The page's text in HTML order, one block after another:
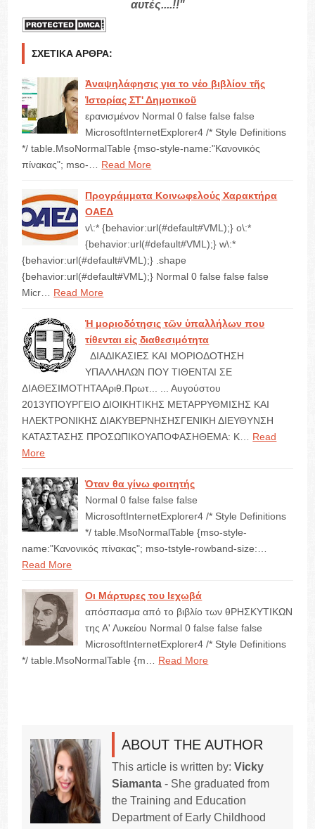
αυτές....!!"
ΣΧΕΤΙΚΆ ΆΡΘΡΑ:
Ἀναψηλάφησις για το νέο βιβλίον τῆς
Ἱστορίας ΣΤ' Δημοτικοῦ
ερανισμένον Normal 0 false false false
MicrosoftInternetExplorer4 /* Style Definitions
*/ table.MsoNormalTable {mso-style-name:"Κανονικός
πίνακας"; mso-… Read More
Προγράμματα Κοινωφελούς Χαρακτήρα
ΟΑΕΔ
v\:* {behavior:url(#default#VML);} o\:*
{behavior:url(#default#VML);} w\:*
{behavior:url(#default#VML);} .shape
{behavior:url(#default#VML);} Normal 0 false false false
Micr… Read More
Ἡ μοριοδότησις τῶν ὑπαλλήλων που
τίθενται εἰς διαθεσιμότητα
ΔΙΑΔΙΚΑΣΙΕΣ ΚΑΙ ΜΟΡΙΟΔΟΤΗΣΗ
ΥΠΑΛΛΗΛΩΝ ΠΟΥ ΤΙΘΕΝΤΑΙ ΣΕ
ΔΙΑΘΕΣΙΜΟΤΗΤΑΑριθ.Πρωτ... ... Αυγούστου
2013ΥΠΟΥΡΓΕΙΟ ΔΙΟΙΚΗΤΙΚΗΣ ΜΕΤΑΡΡΥΘΜΙΣΗΣ ΚΑΙ
ΗΛΕΚΤΡΟΝΙΚΗΣ ΔΙΑΚΥΒΕΡΝΗΣΗΣΓΕΝΙΚΗ ΔΙΕΥΘΥΝΣΗ
ΚΑΤΑΣΤΑΣΗΣ ΠΡΟΣΩΠΙΚΟΥΑΠΟΦΑΣΗΘΕΜΑ: Κ… Read
More
Ὁταν θα γίνω φοιτητής
Normal 0 false false false
MicrosoftInternetExplorer4 /* Style Definitions
*/ table.MsoNormalTable {mso-style-
name:"Κανονικός πίνακας"; mso-tstyle-rowband-size:…
Read More
Οι Μάρτυρες του Ιεχωβά
απόσπασμα από το βιβλίο των θΡΗΣΚΥΤΙΚΩΝ
της Α' Λυκείου Normal 0 false false false
MicrosoftInternetExplorer4 /* Style Definitions
*/ table.MsoNormalTable {m… Read More
ABOUT THE AUTHOR
This article is written by:Vicky
Siamanta - She graduated from
the Training and Education
Department of Early Childhood